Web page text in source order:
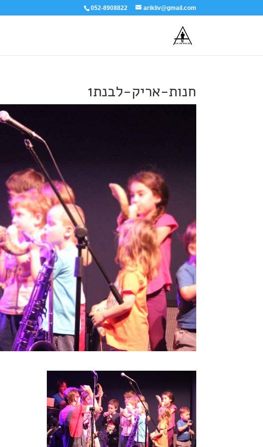
052-8908822 arikliv@gmail.com
חנות-אריק-לבנת1